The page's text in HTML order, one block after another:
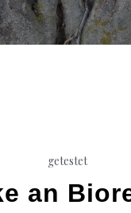
getestet
an